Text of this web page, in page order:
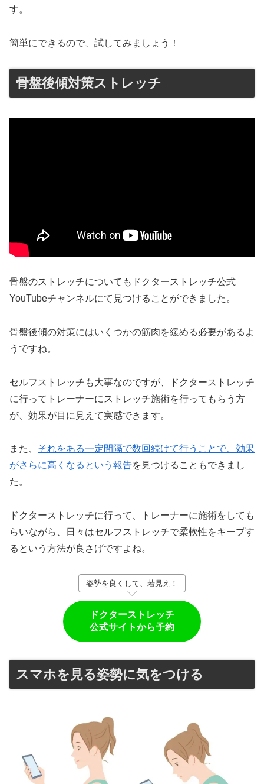
す。
簡単にできるので、試してみましょう！
骨盤後傾対策ストレッチ
骨盤のストレッチについてもドクターストレッチ公式
YouTubeチャンネルにて見つけることができました。
骨盤後傾の対策にはいくつかの筋肉を緩める必要があるよ
うですね。
セルフストレッチも大事なのですが、ドクターストレッチ
に行ってトレーナーにストレッチ施術を行ってもらう方
が、効果が目に見えて実感できます。
また、 それをある一定間隔で数回続けて行うことで、効果
がさらに高くなるという報告を見つけることもできまし
た。
ドクターストレッチに行って、トレーナーに施術をしても
らいながら、日々はセルフストレッチで柔軟性をキープす
るという方法が良さげですよね。
姿勢を良くして、若見え！
ドクターストレッチ
公式サイトから予約
スマホを見る姿勢に気をつける